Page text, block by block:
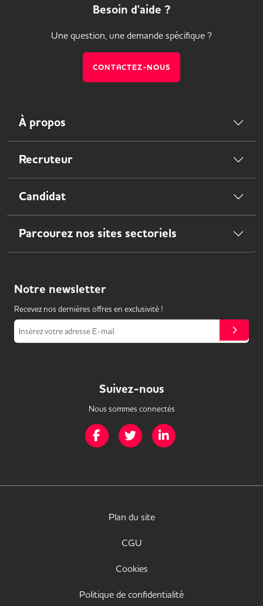
Besoin d'aide ?
Une question, une demande spécifique ?
CONTACTEZ-NOUS
À propos
Recruteur
Candidat
Parcourez nos sites sectoriels
Notre newsletter
Recevez nos dernières offres en exclusivité !
Insérez votre adresse E-mail
Suivez-nous
Nous sommes connectés
Page Facebook de Mission Handicap
Page Twitter de Mission Handicap
Plan du site
CGU
Cookies
Politique de confidentialité